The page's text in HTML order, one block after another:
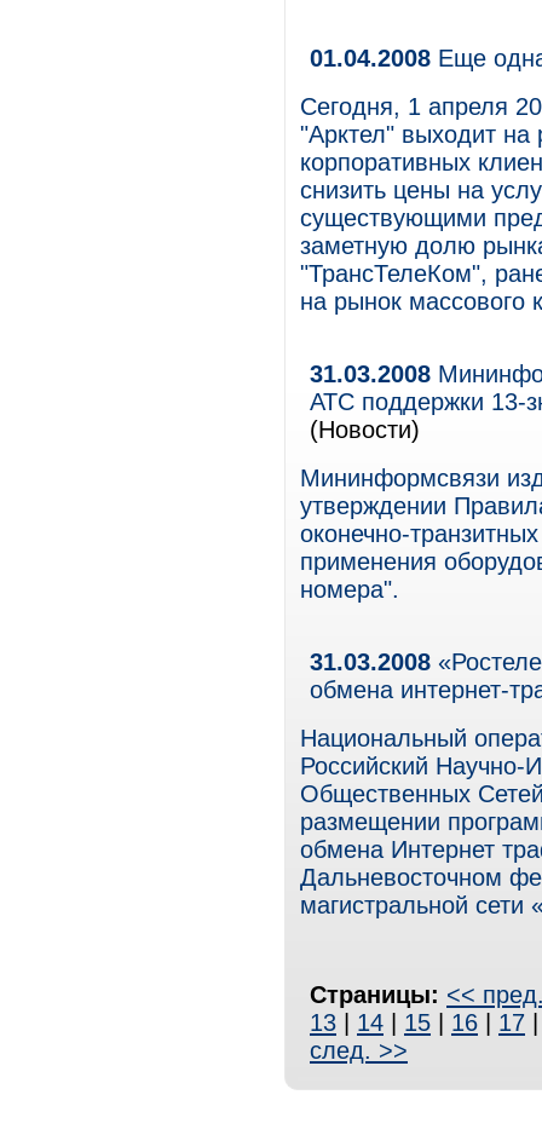
01.04.2008 Еще
Сегодня, 1 апреля
"Арктел" выходит на
корпоративных
снизить цены на
существующими
заметную долю
"ТрансТелеКом",
на рынок массового
31.03.2008
АТС поддержки 13-
(Новости)
Мининформсвязи
утверждении
оконечно-
применения
номера".
31.03.2008
обмена интернет-
Национальный
Российский Научно-
Общественных
размещении
обмена Интернет
Дальневосточном
магистральной сети
Страницы: <<
13
14 15 16 17
след. >>